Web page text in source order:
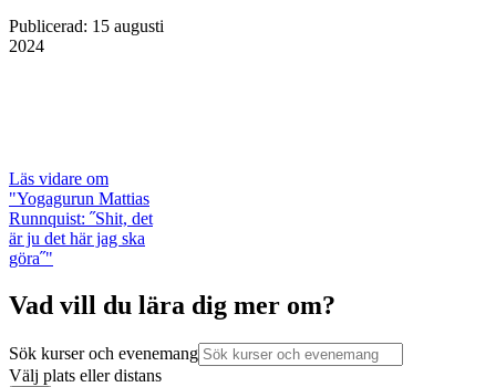
Publicerad: 15 augusti
2024
Läs vidare om
"Yogagurun Mattias
Runnquist: ˝Shit, det
är ju det här jag ska
göra˝"
Vad vill du lära dig mer om?
Sök kurser och evenemang
Välj plats eller distans